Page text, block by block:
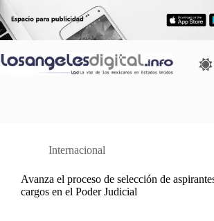
al
contenido
Internacional
Avanza el proceso de selección de
cargos en el Poder Judicial